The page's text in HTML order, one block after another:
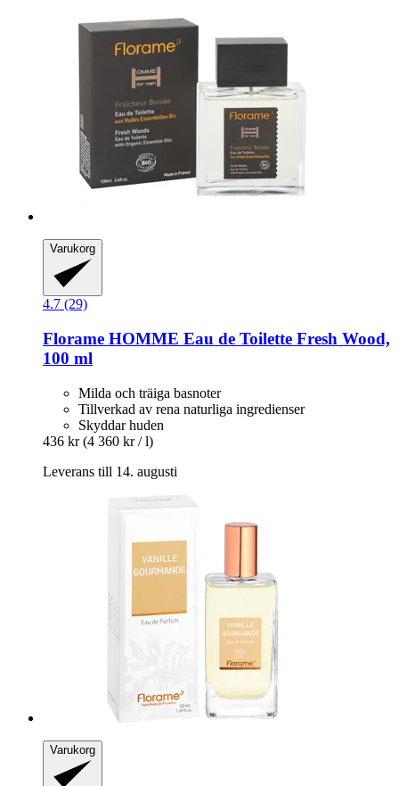
Varukorg
4.7 (29)
Florame HOMME Eau de Toilette Fresh Wood,
100 ml
Milda och träiga basnoter
Tillverkad av rena naturliga ingredienser
Skyddar huden
436 kr (4 360 kr / l)
Leverans till 14. augusti
Varukorg